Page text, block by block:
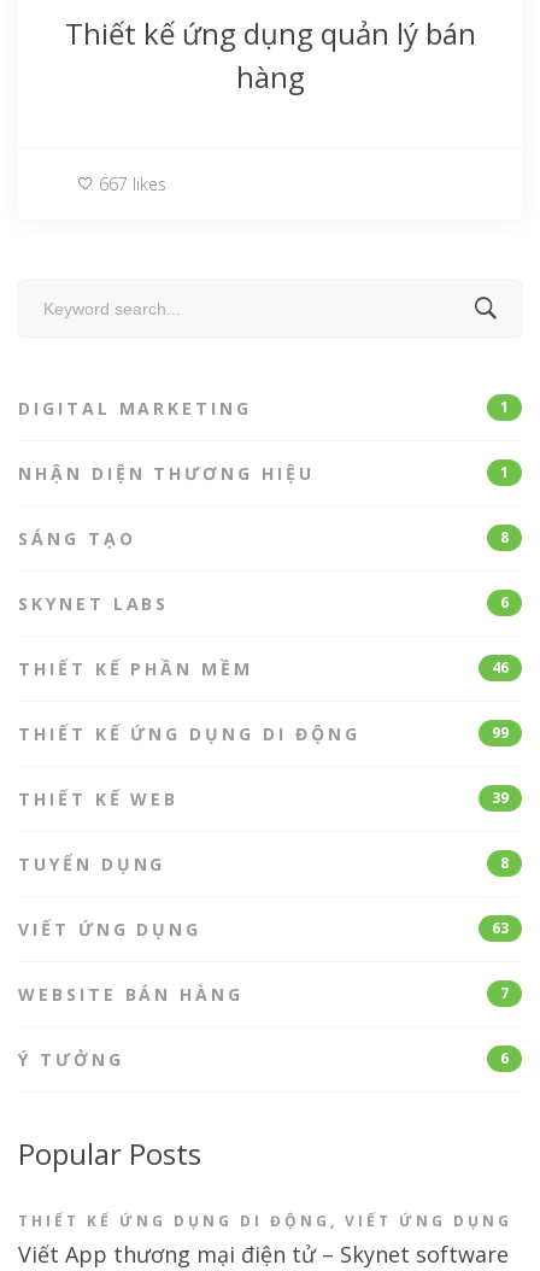
Thiết kế ứng dụng quản lý bán
hàng
667 likes
DIGITAL MARKETING 1
NHẬN DIỆN THƯƠNG HIỆU 1
SÁNG TẠO 8
SKYNET LABS 6
THIẾT KẾ PHẦN MỀM 46
THIẾT KẾ ỨNG DỤNG DI ĐỘNG 99
THIẾT KẾ WEB 39
TUYỂN DỤNG 8
VIẾT ỨNG DỤNG 63
WEBSITE BÁN HÀNG 7
Ý TƯỞNG 6
Popular Posts
THIẾT KẾ ỨNG DỤNG DI ĐỘNG , VIẾT ỨNG DỤNG
Viết App thương mại điện tử – Skynet software